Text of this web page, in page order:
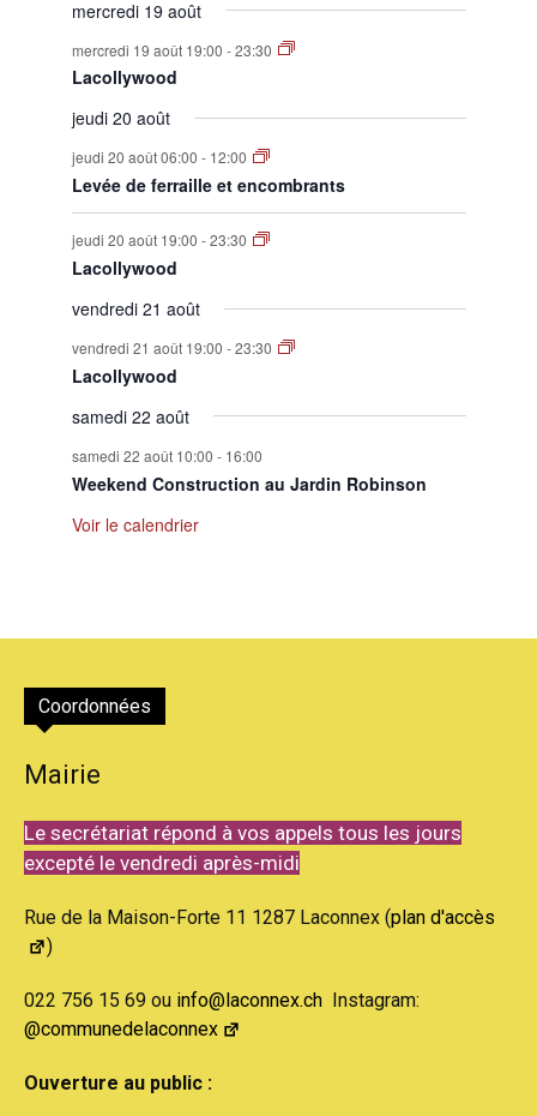
mercredi 19 août
mercredi 19 août 19:00 -23:30
Lacollywood
jeudi 20 août
jeudi 20 août 06:00 - 12:00
Levée de ferraille et encombrants
jeudi 20 août 19:00 -23:30
Lacollywood
vendredi 21 août
vendredi 21 août 19:00 -23:30
Lacollywood
samedi 22 août
samedi 22 août 10:00 - 16:00
Weekend Construction au Jardin Robinson
Voir le calendrier
Coordonnées
Mairie
Le secrétariat répond à vos appels tous les jours
excepté le vendredi après-midi
Rue de la Maison-Forte 11 1287 Laconnex (plan d'accès
)
022 756 15 69 ou info@laconnex.ch Instagram:
@communedelaconnex
Ouverture au public :